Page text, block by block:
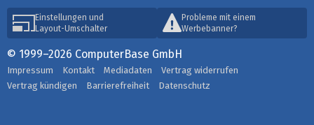
Einstellungen und
Layout-Umschalter
Probleme mit einem
Werbebanner?
© 1999–2026 ComputerBase GmbH
Impressum Kontakt Mediadaten
Vertrag widerrufen
Vertrag kündigen
Barrierefreiheit Datenschutz